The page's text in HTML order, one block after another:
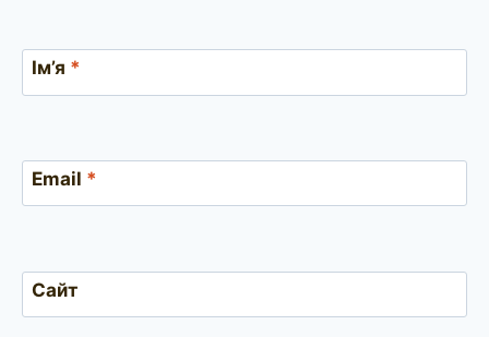
Ім’я *
Email *
Сайт